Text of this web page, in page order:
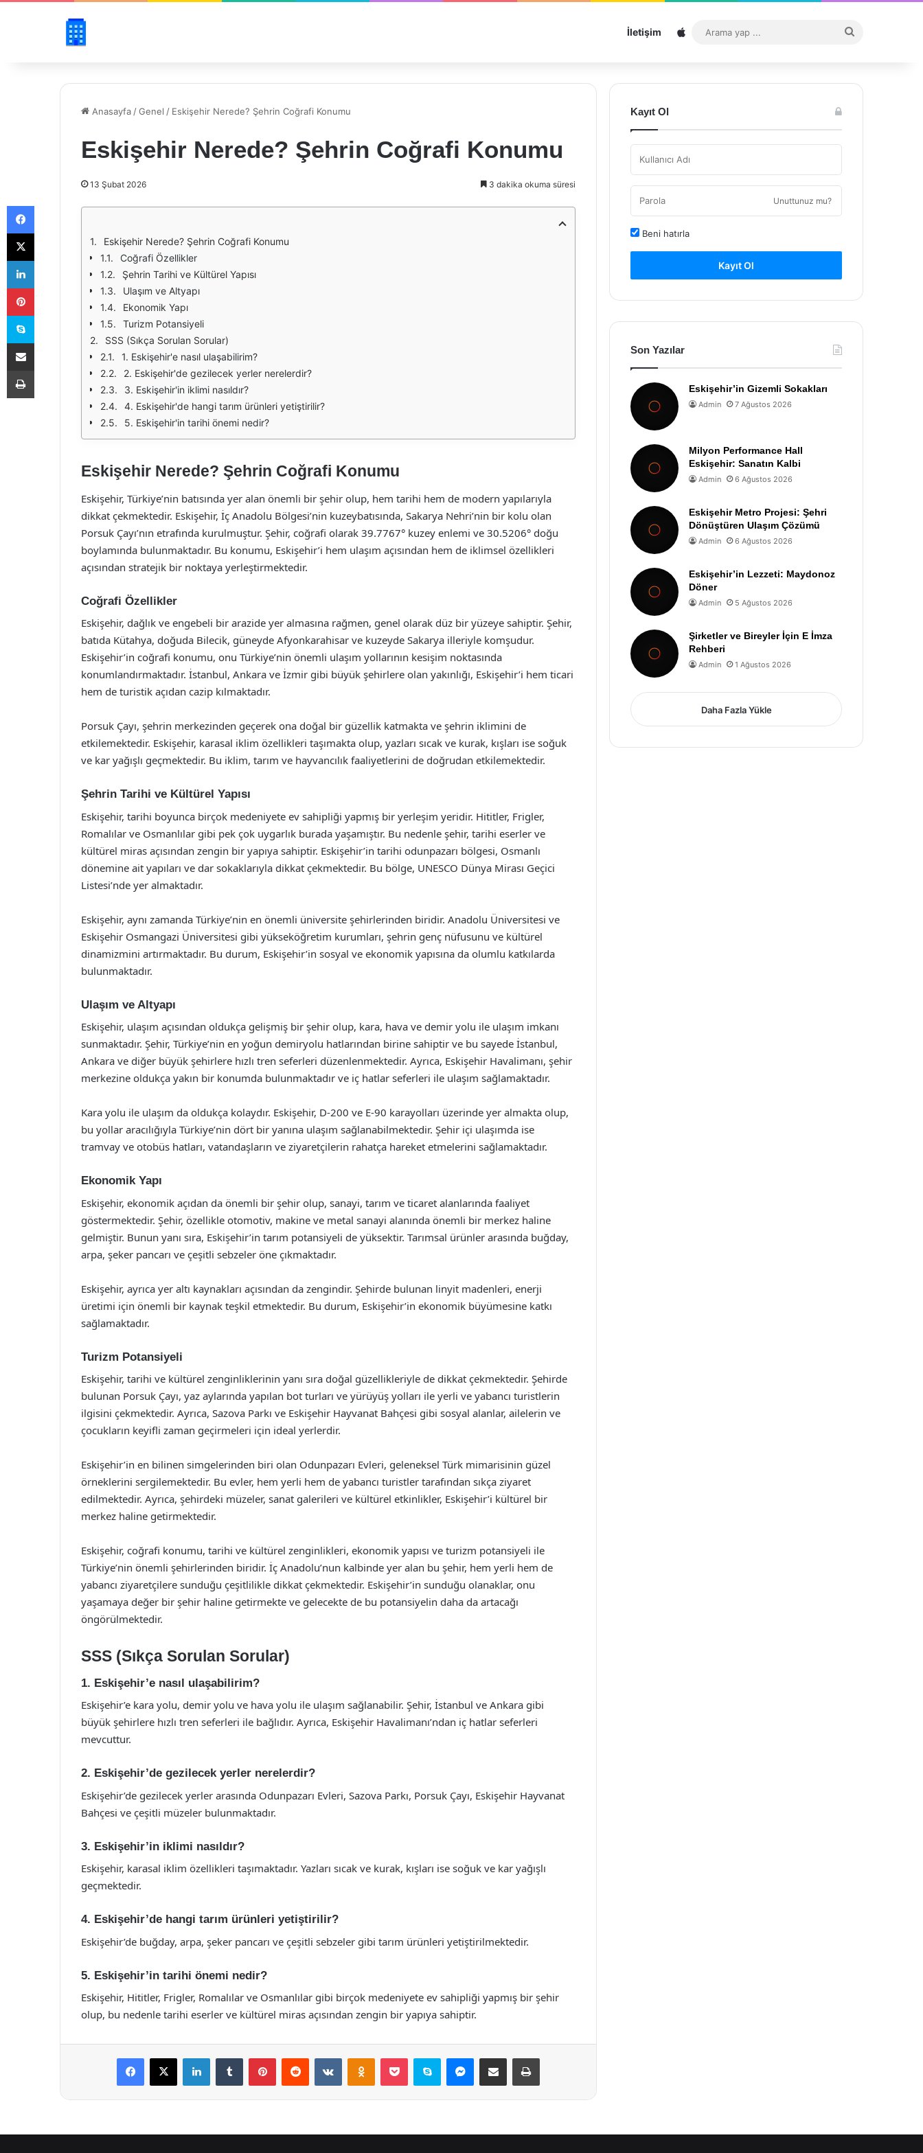
İletişim Sitemap
...
Anasayfa /Genel / Eskişehir Nerede? Şehrin Coğrafi Konumu
Eskişehir Nerede? Şehrin Coğrafi Konumu
13 Şubat 2026 3 dakika okuma süresi
Eskişehir Nerede? Şehrin Coğrafi Konumu
Coğrafi Özellikler
Şehrin Tarihi ve Kültürel Yapısı
Ulaşım ve Altyapı
Ekonomik Yapı
Turizm Potansiyeli
SSS (Sıkça Sorulan Sorular)
1. Eskişehir'e nasıl ulaşabilirim?
2. Eskişehir'de gezilecek yerler nerelerdir?
3. Eskişehir'in iklimi nasıldır?
4. Eskişehir'de hangi tarım ürünleri yetiştirilir?
5. Eskişehir'in tarihi önemi nedir?
Eskişehir Nerede? Şehrin Coğrafi Konumu
Eskişehir, Türkiye’nin batısında yer alan önemli bir şehir olup, hem tarihi hem de modern yapılarıyla
dikkat çekmektedir. Eskişehir, İç Anadolu Bölgesi’nin kuzeybatısında, Sakarya Nehri’nin bir kolu olan
Porsuk Çayı’nın etrafında kurulmuştur. Şehir, coğrafi olarak 39.7767° kuzey enlemi ve 30.5206° doğu
boylamında bulunmaktadır. Bu konumu, Eskişehir’i hem ulaşım açısından hem de iklimsel özellikleri
açısından stratejik bir noktaya yerleştirmektedir.
Coğrafi Özellikler
Eskişehir, dağlık ve engebeli bir arazide yer almasına rağmen, genel olarak düz bir yüzeye sahiptir. Şehir,
batıda Kütahya, doğuda Bilecik, güneyde Afyonkarahisar ve kuzeyde Sakarya illeriyle komşudur.
Eskişehir’in coğrafi konumu, onu Türkiye’nin önemli ulaşım yollarının kesişim noktasında
konumlandırmaktadır. İstanbul, Ankara ve İzmir gibi büyük şehirlere olan yakınlığı, Eskişehir’i hem ticari
hem de turistik açıdan cazip kılmaktadır.
Porsuk Çayı, şehrin merkezinden geçerek ona doğal bir güzellik katmakta ve şehrin iklimini de
etkilemektedir. Eskişehir, karasal iklim özellikleri taşımakta olup, yazları sıcak ve kurak, kışları ise soğuk
ve kar yağışlı geçmektedir. Bu iklim, tarım ve hayvancılık faaliyetlerini de doğrudan etkilemektedir.
Şehrin Tarihi ve Kültürel Yapısı
Eskişehir, tarihi boyunca birçok medeniyete ev sahipliği yapmış bir yerleşim yeridir. Hititler, Frigler,
Romalılar ve Osmanlılar gibi pek çok uygarlık burada yaşamıştır. Bu nedenle şehir, tarihi eserler ve
kültürel miras açısından zengin bir yapıya sahiptir. Eskişehir’in tarihi odunpazarı bölgesi, Osmanlı
dönemine ait yapıları ve dar sokaklarıyla dikkat çekmektedir. Bu bölge, UNESCO Dünya Mirası Geçici
Listesi’nde yer almaktadır.
Eskişehir, aynı zamanda Türkiye’nin en önemli üniversite şehirlerinden biridir. Anadolu Üniversitesi ve
Eskişehir Osmangazi Üniversitesi gibi yükseköğretim kurumları, şehrin genç nüfusunu ve kültürel
dinamizmini artırmaktadır. Bu durum, Eskişehir’in sosyal ve ekonomik yapısına da olumlu katkılarda
bulunmaktadır.
Ulaşım ve Altyapı
Eskişehir, ulaşım açısından oldukça gelişmiş bir şehir olup, kara, hava ve demir yolu ile ulaşım imkanı
sunmaktadır. Şehir, Türkiye’nin en yoğun demiryolu hatlarından birine sahiptir ve bu sayede İstanbul,
Ankara ve diğer büyük şehirlere hızlı tren seferleri düzenlenmektedir. Ayrıca, Eskişehir Havalimanı, şehir
merkezine oldukça yakın bir konumda bulunmaktadır ve iç hatlar seferleri ile ulaşım sağlamaktadır.
Kara yolu ile ulaşım da oldukça kolaydır. Eskişehir, D-200 ve E-90 karayolları üzerinde yer almakta olup,
bu yollar aracılığıyla Türkiye’nin dört bir yanına ulaşım sağlanabilmektedir. Şehir içi ulaşımda ise
tramvay ve otobüs hatları, vatandaşların ve ziyaretçilerin rahatça hareket etmelerini sağlamaktadır.
Ekonomik Yapı
Eskişehir, ekonomik açıdan da önemli bir şehir olup, sanayi, tarım ve ticaret alanlarında faaliyet
göstermektedir. Şehir, özellikle otomotiv, makine ve metal sanayi alanında önemli bir merkez haline
gelmiştir. Bunun yanı sıra, Eskişehir’in tarım potansiyeli de yüksektir. Tarımsal ürünler arasında buğday,
arpa, şeker pancarı ve çeşitli sebzeler öne çıkmaktadır.
Eskişehir, ayrıca yer altı kaynakları açısından da zengindir. Şehirde bulunan linyit madenleri, enerji
üretimi için önemli bir kaynak teşkil etmektedir. Bu durum, Eskişehir’in ekonomik büyümesine katkı
sağlamaktadır.
Turizm Potansiyeli
Eskişehir, tarihi ve kültürel zenginliklerinin yanı sıra doğal güzellikleriyle de dikkat çekmektedir. Şehirde
bulunan Porsuk Çayı, yaz aylarında yapılan bot turları ve yürüyüş yolları ile yerli ve yabancı turistlerin
ilgisini çekmektedir. Ayrıca, Sazova Parkı ve Eskişehir Hayvanat Bahçesi gibi sosyal alanlar, ailelerin ve
çocukların keyifli zaman geçirmeleri için ideal yerlerdir.
Eskişehir’in en bilinen simgelerinden biri olan Odunpazarı Evleri, geleneksel Türk mimarisinin güzel
örneklerini sergilemektedir. Bu evler, hem yerli hem de yabancı turistler tarafından sıkça ziyaret
edilmektedir. Ayrıca, şehirdeki müzeler, sanat galerileri ve kültürel etkinlikler, Eskişehir’i kültürel bir
merkez haline getirmektedir.
Eskişehir, coğrafi konumu, tarihi ve kültürel zenginlikleri, ekonomik yapısı ve turizm potansiyeli ile
Türkiye’nin önemli şehirlerinden biridir. İç Anadolu’nun kalbinde yer alan bu şehir, hem yerli hem de
yabancı ziyaretçilere sunduğu çeşitlilikle dikkat çekmektedir. Eskişehir’in sunduğu olanaklar, onu
yaşamaya değer bir şehir haline getirmekte ve gelecekte de bu potansiyelin daha da artacağı
öngörülmektedir.
SSS (Sıkça Sorulan Sorular)
1. Eskişehir’e nasıl ulaşabilirim?
Eskişehir’e kara yolu, demir yolu ve hava yolu ile ulaşım sağlanabilir. Şehir, İstanbul ve Ankara gibi
büyük şehirlere hızlı tren seferleri ile bağlıdır. Ayrıca, Eskişehir Havalimanı’ndan iç hatlar seferleri
mevcuttur.
2. Eskişehir’de gezilecek yerler nerelerdir?
Eskişehir’de gezilecek yerler arasında Odunpazarı Evleri, Sazova Parkı, Porsuk Çayı, Eskişehir Hayvanat
Bahçesi ve çeşitli müzeler bulunmaktadır.
3. Eskişehir’in iklimi nasıldır?
Eskişehir, karasal iklim özellikleri taşımaktadır. Yazları sıcak ve kurak, kışları ise soğuk ve kar yağışlı
geçmektedir.
4. Eskişehir’de hangi tarım ürünleri yetiştirilir?
Eskişehir’de buğday, arpa, şeker pancarı ve çeşitli sebzeler gibi tarım ürünleri yetiştirilmektedir.
5. Eskişehir’in tarihi önemi nedir?
Eskişehir, Hititler, Frigler, Romalılar ve Osmanlılar gibi birçok medeniyete ev sahipliği yapmış bir şehir
olup, bu nedenle tarihi eserler ve kültürel miras açısından zengin bir yapıya sahiptir.
Facebook
X LinkedInTumblr PinterestReddit VKontakteOdnoklassniki
Pocket Skype Messenger
E-Posta ile paylaş Yazdır
Kayıt Ol
Unuttunuz mu?
Beni hatırla
Kayıt Ol
Son Yazılar
Eskişehir’in Gizemli Sokakları
Admin 7 Ağustos 2026
Milyon Performance Hall
Eskişehir: Sanatın Kalbi
Admin 6 Ağustos 2026
Eskişehir Metro Projesi: Şehri
Dönüştüren Ulaşım Çözümü
Admin 6 Ağustos 2026
Eskişehir’in Lezzeti: Maydonoz
Döner
Admin 5 Ağustos 2026
Şirketler ve Bireyler İçin E İmza
Rehberi
Admin 1 Ağustos 2026
Daha Fazla Yükle
Facebook
X
LinkedIn
Pinterest
Skype
E-Posta ile paylaş